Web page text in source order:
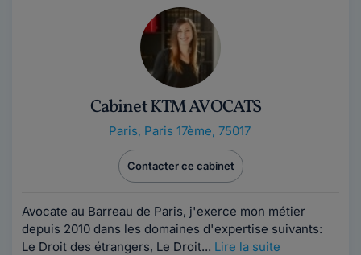
Cabinet KTM AVOCATS
Paris, Paris 17ème, 75017
Contacter ce cabinet
Avocate au Barreau de Paris, j'exerce mon métier
depuis 2010 dans les domaines d'expertise suivants:
Le Droit des étrangers, Le Droit... Lire la suite